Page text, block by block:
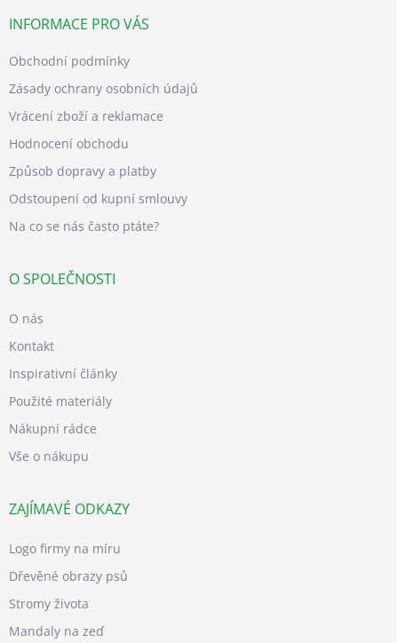
INFORMACE PRO VÁS
Obchodní podmínky
Zásady ochrany osobních údajů
Vrácení zboží a reklamace
Hodnocení obchodu
Způsob dopravy a platby
Odstoupení od kupní smlouvy
Na co se nás často ptáte?
O SPOLEČNOSTI
O nás
Kontakt
Inspirativní články
Použité materiály
Nákupní rádce
Vše o nákupu
ZAJÍMAVÉ ODKAZY
Logo firmy na míru
Dřevěné obrazy psů
Stromy života
Mandaly na zeď